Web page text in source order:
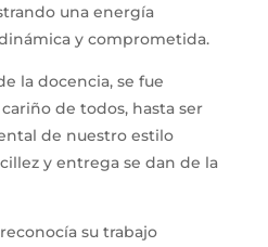
una energía
y comprometida.
la docencia, se fue
de todos, hasta ser
de nuestro estilo
y entrega se dan de la
su trabajo